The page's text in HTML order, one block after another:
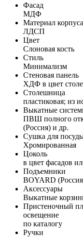
Фасад
МДФ
Материал корпуса
ЛДСП
Цвет
Слоновая кость
Стиль
Минимализм
Стеновая панель
ХДФ в цвет
Столешница
пластиковая; из
Выкатные
ПВШ полного
(Россия) и др.
Сушка для
Хромированная
Цоколь
в цвет фасадов
Подъемники
BOYARD
Аксессуары
Выкатные
Пристеночный
освещение
по каталогу
Ручки